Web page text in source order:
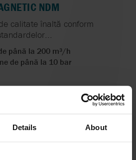
Details About
NDM
calitate înaltă conform
până la 200 m³/h
de până la 10 bar